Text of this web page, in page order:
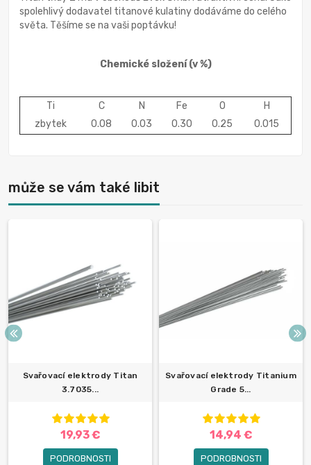
spolehlivý dodavatel titanové kulatiny dodáváme do celého
světa. Těšíme se na vaši poptávku!
Chemické složení(v %)
Ti C N Fe O
H
zbytek
0.08 0.03 0.30 0.25 0.015
může se vám také libit
Svařovací elektrody Titan
3.7035...
19,93 €
PODROBNOSTI
Svařovací elektrody Titanium
Grade 5...
14,94 €
PODROBNOSTI